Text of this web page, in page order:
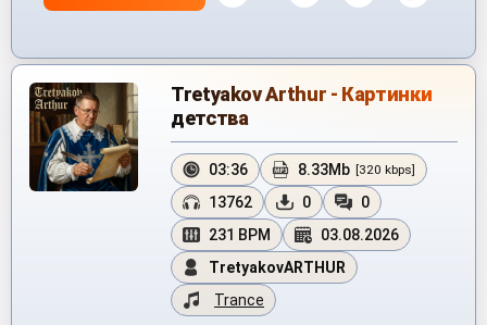
Tretyakov Arthur - Картинки
детства
03:36 8.33Mb [320 kbps]
13762 0
0
231 BPM
03.08.2026
TretyakovARTHUR
Trance